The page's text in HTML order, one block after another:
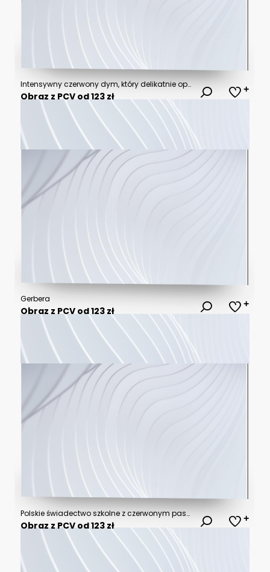
Intensywny czerwony dym, który delikatnie opada na czarne tło, tworząc hipnotyzujący kontrast.
Obraz z PCV od 123 zł
Gerbera
Obraz z PCV od 123 zł
Polskie świadectwo szkolne z czerwonym paskiem. Świadectwo ukończenia szkoły. Zakończenie roku szkolnego
Obraz z PCV od 123 zł